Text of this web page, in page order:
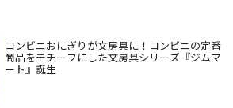
コンビニおにぎりが文房具に！コンビニの定番
商品をモチーフにした文房具シリーズ『ジムマ
ート』誕生